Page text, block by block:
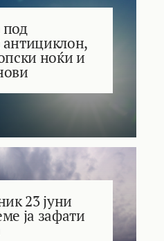
ноќи и
23 јуни
ја зафати